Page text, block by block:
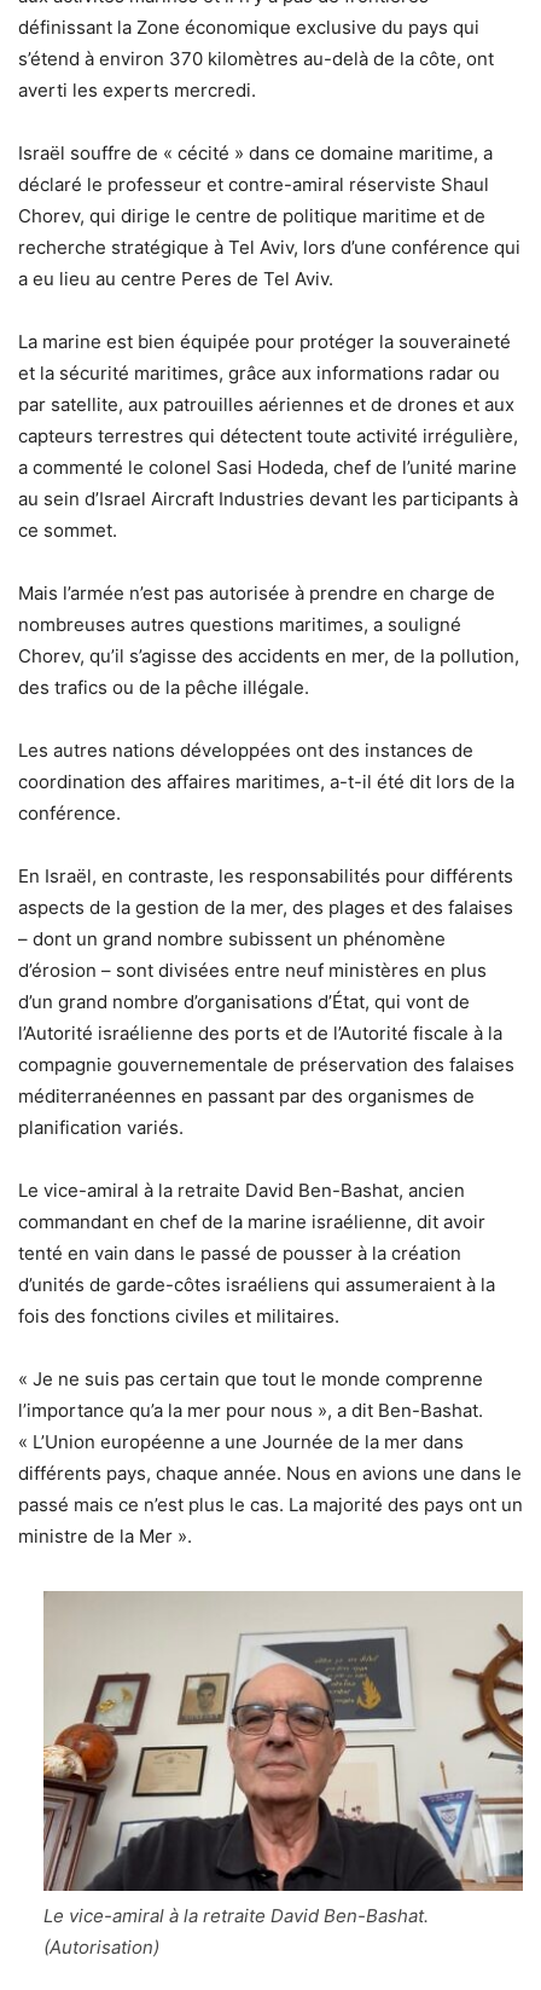
définissant la Zone économique exclusive du pays qui
s’étend à environ 370 kilomètres au-delà de la côte, ont
averti les experts mercredi.
Israël souffre de « cécité » dans ce domaine maritime, a
déclaré le professeur et contre-amiral réserviste Shaul
Chorev, qui dirige le centre de politique maritime et de
recherche stratégique à Tel Aviv, lors d’une conférence qui
a eu lieu au centre Peres de Tel Aviv.
La marine est bien équipée pour protéger la souveraineté
et la sécurité maritimes, grâce aux informations radar ou
par satellite, aux patrouilles aériennes et de drones et aux
capteurs terrestres qui détectent toute activité irrégulière,
a commenté le colonel Sasi Hodeda, chef de l’unité marine
au sein d’Israel Aircraft Industries devant les participants à
ce sommet.
Mais l’armée n’est pas autorisée à prendre en charge de
nombreuses autres questions maritimes, a souligné
Chorev, qu’il s’agisse des accidents en mer, de la pollution,
des trafics ou de la pêche illégale.
Les autres nations développées ont des instances de
coordination des affaires maritimes, a-t-il été dit lors de la
conférence.
En Israël, en contraste, les responsabilités pour différents
aspects de la gestion de la mer, des plages et des falaises
– dont un grand nombre subissent un phénomène
d’érosion – sont divisées entre neuf ministères en plus
d’un grand nombre d’organisations d’État, qui vont de
l’Autorité israélienne des ports et de l’Autorité fiscale à la
compagnie gouvernementale de préservation des falaises
méditerranéennes en passant par des organismes de
planification variés.
Le vice-amiral à la retraite David Ben-Bashat, ancien
commandant en chef de la marine israélienne, dit avoir
tenté en vain dans le passé de pousser à la création
d’unités de garde-côtes israéliens qui assumeraient à la
fois des fonctions civiles et militaires.
« Je ne suis pas certain que tout le monde comprenne
l’importance qu’a la mer pour nous », a dit Ben-Bashat.
« L’Union européenne a une Journée de la mer dans
différents pays, chaque année. Nous en avions une dans le
passé mais ce n’est plus le cas. La majorité des pays ont un
ministre de la Mer ».
Le vice-amiral à la retraite David Ben-Bashat.
(Autorisation)